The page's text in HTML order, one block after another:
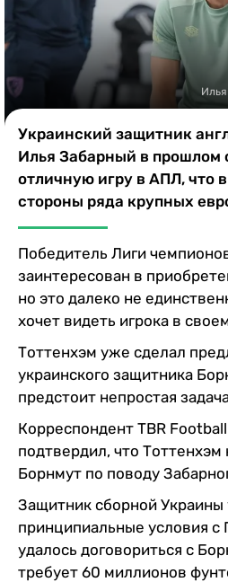
Украинский защитник
Илья Забарный в прошлом
отличную игру в АПЛ, что
стороны ряда крупных
Победитель Лиги
заинтересован в
но это далеко не
хочет видеть игрока в
Тоттенхэм уже сделал
украинского защитника
предстоит непростая
Корреспондент TBR
подтвердил, что Тоттенхэм
Борнмут по поводу
Защитник сборной Украины
принципиальные условия
удалось договориться с
требует 60 миллионов